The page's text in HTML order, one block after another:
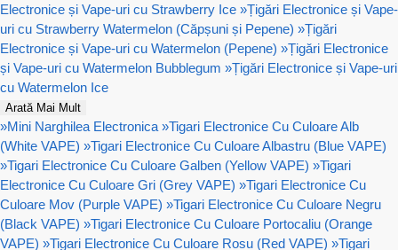
Electronice și Vape-uri cu Strawberry Ice »Țigări Electronice și Vape-
uri cu Strawberry Watermelon (Căpșuni și Pepene) »Țigări
Electronice și Vape-uri cu Watermelon (Pepene) »Țigări Electronice
și Vape-uri cu Watermelon Bubblegum »Țigări Electronice și Vape-uri
cu Watermelon Ice
Arată Mai Mult
»Mini Narghilea Electronica »Tigari Electronice Cu Culoare Alb
(White VAPE) »Tigari Electronice Cu Culoare Albastru (Blue VAPE)
»Tigari Electronice Cu Culoare Galben (Yellow VAPE) »Tigari
Electronice Cu Culoare Gri (Grey VAPE) »Tigari Electronice Cu
Culoare Mov (Purple VAPE) »Tigari Electronice Cu Culoare Negru
(Black VAPE) »Tigari Electronice Cu Culoare Portocaliu (Orange
VAPE) »Tigari Electronice Cu Culoare Rosu (Red VAPE) »Tigari